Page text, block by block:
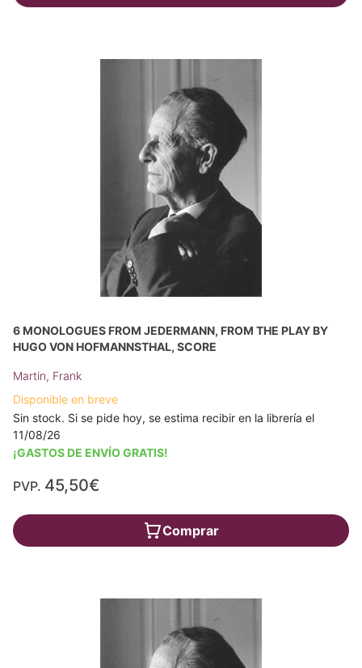
6 MONOLOGUES FROM JEDERMANN, FROM THE PLAY BY
HUGO VON HOFMANNSTHAL, SCORE
Martin, Frank
Disponible en breve
Sin stock. Si se pide hoy, se estima recibir en la librería el
11/08/26
¡GASTOS DE ENVÍO GRATIS!
PVP. 45,50€
Comprar